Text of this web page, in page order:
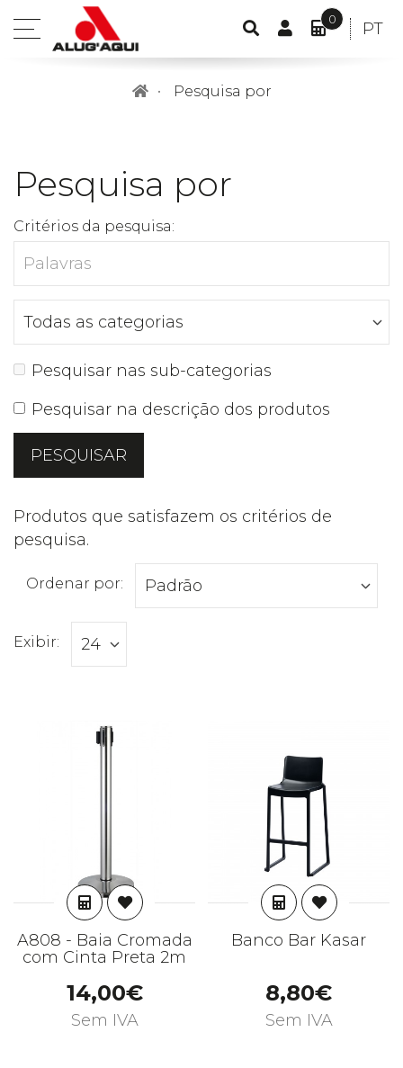
open
CONTA
0 PT
Pesquisa por
Pesquisa por
Critérios da pesquisa:
Pesquisar nas sub-categorias
Pesquisar na descrição dos produtos
Produtos que satisfazem os critérios de
pesquisa.
Ordenar por:
Exibir:
ADICIONAR
A808 - Baia Cromada
com Cinta Preta 2m
14,00€
Sem IVA
ADICIONAR
Banco Bar Kasar
8,80€
Sem IVA